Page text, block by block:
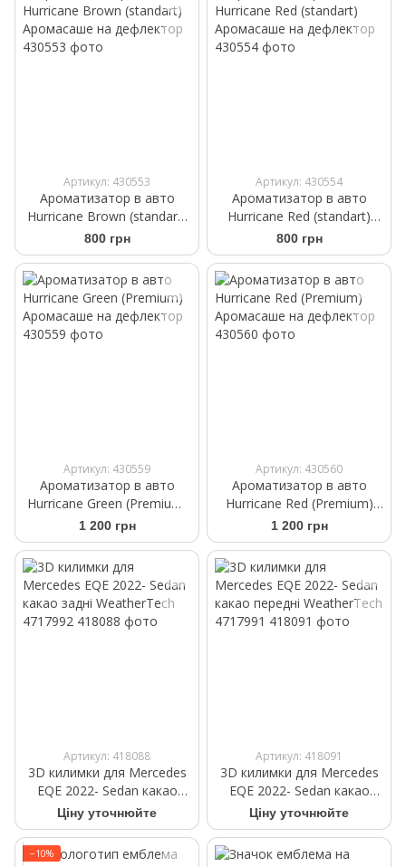
Артикул: 430553
Ароматизатор в авто
Hurricane Brown (standart)
Аромасаше на дефлектор
800 грн
Артикул: 430554
Ароматизатор в авто
Hurricane Red (standart)
Аромасаше на дефлектор
800 грн
Артикул: 430559
Ароматизатор в авто
Hurricane Green (Premium)
Аромасаше на дефлектор
1 200 грн
Артикул: 430560
Ароматизатор в авто
Hurricane Red (Premium)
Аромасаше на дефлектор
1 200 грн
Артикул: 418088
3D килимки для Mercedes
EQE 2022- Sedan какао
задні WeatherTech 4717992
Ціну уточнюйте
Артикул: 418091
3D килимки для Mercedes
EQE 2022- Sedan какао
передні WeatherTech
4717991
Ціну уточнюйте
−10%